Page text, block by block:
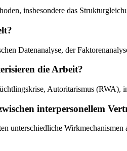
insbesondere das
Datenanalyse, der
die Arbeit?
Autoritarismus (RWA),
interpersonellem
unterschiedliche